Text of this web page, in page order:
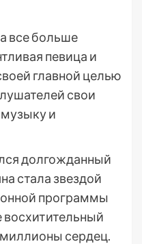
все больше
певица и
главной целью
свои
и
долгожданный
стала звездой
программы
восхитительный
сердец.